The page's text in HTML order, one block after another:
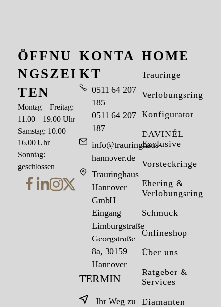
HOME
Trauringe
Verlobungsringe
Konfigurator
DAVINÉL
Exclusive
Vorsteckringe
Ehering &
Verlobungsring
Schmuck
Onlineshop
Über uns
Ratgeber &
Services
Diamanten
KONTA
KT
0511 64 207
185
0511 64 207
187
info@trauringhaus-
hannover.de
Trauringhaus
Hannover
GmbH
Eingang
Limburgstraße
Georgstraße
8a, 30159
Hannover
TERMIN
Ihr Weg zu
ÖFFNU
NGSZEI
TEN
Montag – Freitag:
11.00 – 19.00 Uhr
Samstag: 10.00 –
16.00 Uhr
Sonntag:
geschlossen